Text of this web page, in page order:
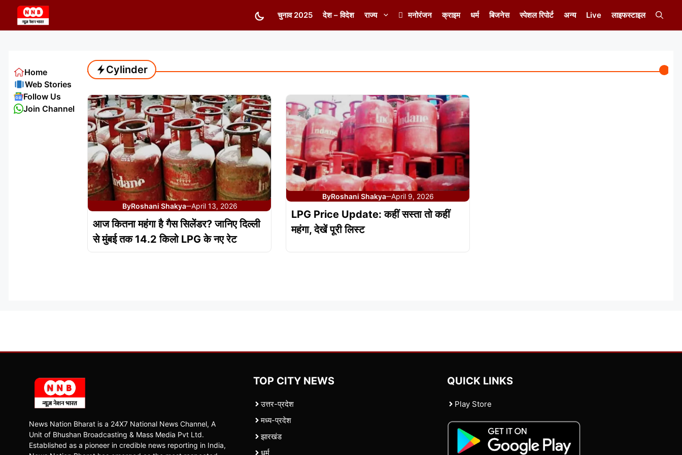
content
चुनाव 2025 देश – विदेश राज्य मनोरंजन क्राइम धर्म बिजनेस स्पेशल रिपोर्ट अन्य Live लाइफस्टाइल
Cylinder
ByRoshani Shakya—April 13, 2026
आज कितना महंगा है गैस सिलेंडर? जानिए दिल्ली
से मुंबई तक 14.2 किलो LPG के नए रेट
ByRoshani Shakya—April 9, 2026
LPG Price Update: कहीं सस्ता तो कहीं
महंगा, देखें पूरी लिस्ट
Home
Web Stories
Follow Us
Join Channel
News Nation Bharat is a 24X7 National News Channel, A
Unit of Bhushan Broadcasting & Mass Media Pvt Ltd.
Established as a pioneer in credible news reporting in India,
TOP CITY NEWS
उत्तर-प्रदेश
मध्य-प्रदेश
झारखंड
धर्म
QUICK LINKS
Play Store